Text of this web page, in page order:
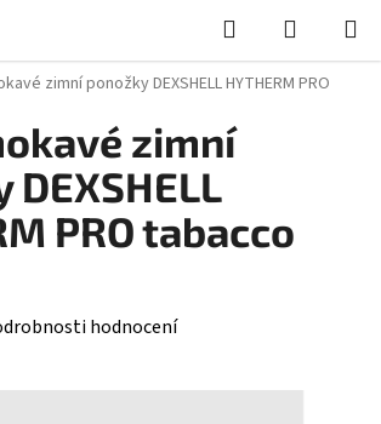
Hledat
KOŠÍK
zimní ponožky DEXSHELL HYTHERM PRO
zimní
PRO tabacco
hodnocení